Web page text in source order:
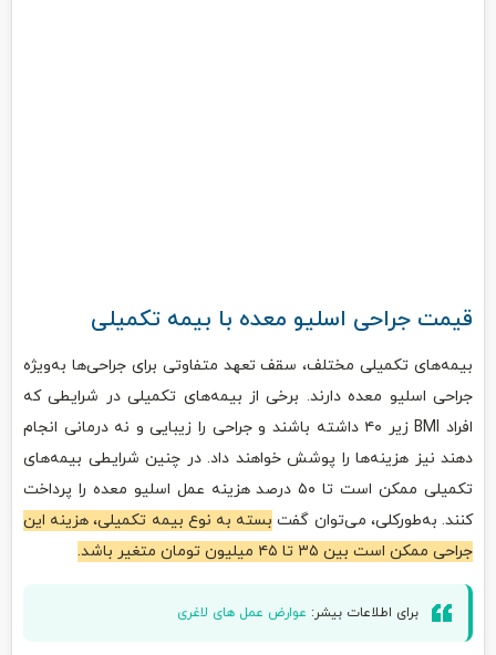
قیمت جراحی اسلیو معده با بیمه تکمیلی
بیمه‌های تکمیلی مختلف، سقف تعهد متفاوتی برای جراحی‌ها به‌ویژه
جراحی اسلیو معده دارند. برخی از بیمه‌های تکمیلی در شرایطی که
افراد BMI زیر ۴۰ داشته باشند و جراحی را زیبایی و نه درمانی انجام
دهند نیز هزینه‌ها را پوشش خواهند داد. در چنین شرایطی بیمه‌های
تکمیلی ممکن است تا ۵۰ درصد هزینه عمل اسلیو معده را پرداخت
کنند. به‌طورکلی، می‌توان گفت بسته به نوع بیمه تکمیلی، هزینه این
جراحی ممکن است بین ۳۵ تا ۴۵ میلیون تومان متغیر باشد.
برای اطلاعات بیشر: عوارض عمل های لاغری